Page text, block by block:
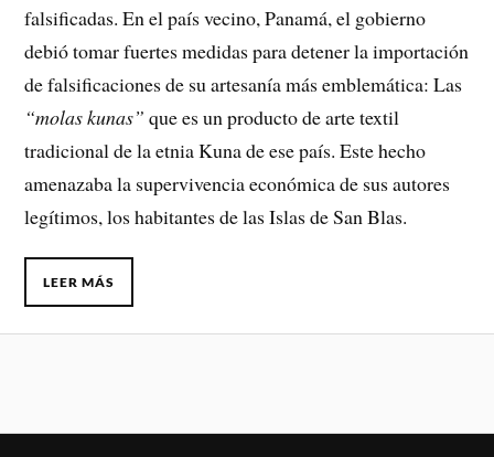
falsificadas. En el país vecino, Panamá, el gobierno
debió tomar fuertes medidas para detener la importación
de falsificaciones de su artesanía más emblemática: Las
“molas kunas” que es un producto de arte textil
tradicional de la etnia Kuna de ese país. Este hecho
amenazaba la supervivencia económica de sus autores
legítimos, los habitantes de las Islas de San Blas.
LEER MÁS